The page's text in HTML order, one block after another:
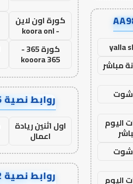
yalla
مباشر
شوت
اليوم
شوت
اليوم
كورة اون لاين
- koora onl
كورة 365 -
kooora 365
روابط نصية AA38045
اول اثنين ريادة
اعمال
روابط نصية AA86842